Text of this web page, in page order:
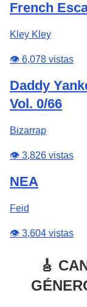
French
Kley Kley
👁️ 6,078 vistas
Daddy
Vol. 0/66
Bizarrap
👁️ 3,826 vistas
NEA
Feid
👁️ 3,604 vistas
🎸